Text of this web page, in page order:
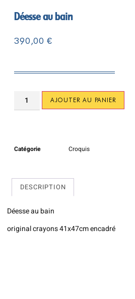
Déesse au bain
390,00 €
AJOUTER AU PANIER
Catégorie Croquis
DESCRIPTION
Déesse au bain
original crayons 41x47cm encadré